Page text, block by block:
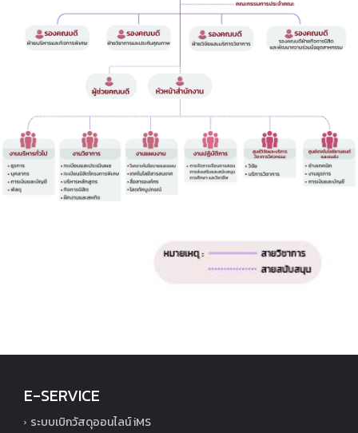
E-SERVICE
ระบบเบิกวัสดุออนไลน์ iMS